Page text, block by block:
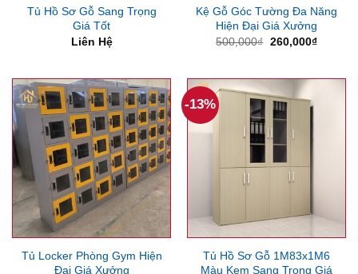
Tủ Hồ Sơ Gỗ Sang Trọng
Giá Tốt
Liên Hệ
Kệ Gỗ Góc Tường Đa Năng
Hiện Đại Giá Xưởng
500,000₫ Giá
260,000₫Giá
Tủ Locker Phòng Gym Hiện
Đại Giá Xưởng
-13%
Tủ Hồ Sơ Gỗ 1M83x1M6
Màu Kem Sang Trọng Giá